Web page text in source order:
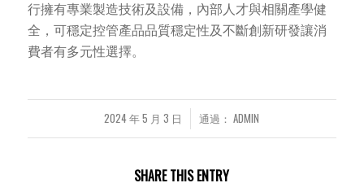
行擁有專業製造技術及設備，內部人才與相關產學健
全，可穩定控管產品品質穩定性及不斷創新研發讓消
費者有多元性選擇。
2024 年 5 月 3 日
/ 通過：ADMIN
SHARE THIS ENTRY